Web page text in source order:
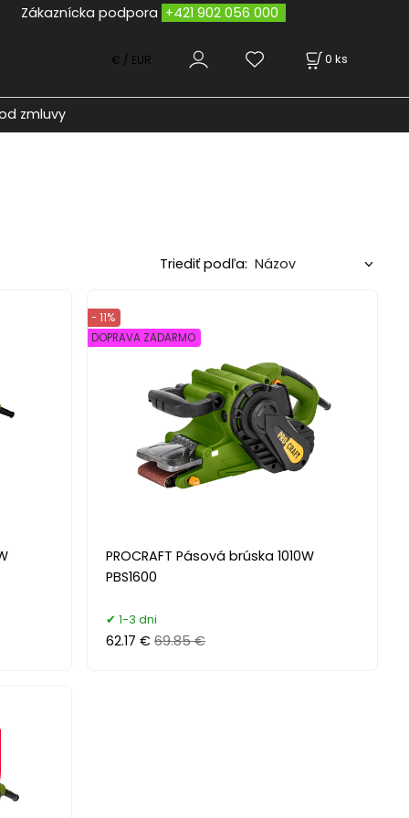
+421 902 056 000
0 ks
€ / EUR
zmluvy
Triediť podľa:
PROCRAFT Pásová brúska 1010W
PBS1600
- 11%
DOPRAVA ZADARMO
1-3 dni
62.17 € 69.85 €